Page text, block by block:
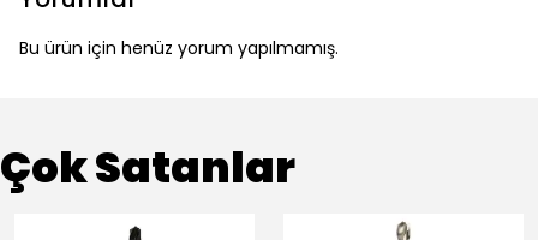
Bu ürün için henüz yorum yapılmamış.
Çok Satanlar